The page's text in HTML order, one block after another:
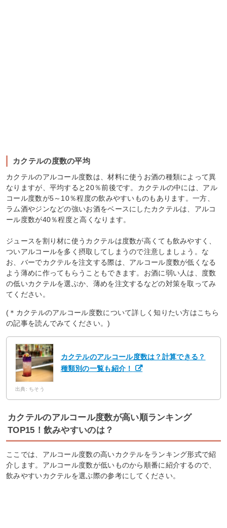
カクテルの度数の平均
カクテルのアルコール度数は、材料に使うお酒の種類によって異
なりますが、平均すると20％前後です。カクテルの中には、アル
コール度数が5～10％程度の飲みやすいものもあります。一方、
ラム酒やジンなどの強いお酒をベースにしたカクテルは、アルコ
ール度数が40％程度と高くなります。
ジュースを割り材に使うカクテルは度数が高くても飲みやすく、
ついアルコールを多く摂取してしまうので注意しましょう。な
お、バーでカクテルを注文する際は、アルコール度数が低くなる
よう薄めに作ってもらうこともできます。お酒に弱い人は、度数
の低いカクテルを選ぶか、薄めを注文するなどの対策を取ってみ
てください。
(＊カクテルのアルコール度数について詳しく知りたい方はこちら
の記事を読んでみてください。)
カクテルのアルコール度数は？計算できる？
種類別の一覧も紹介！
出典: ちそう
カクテルのアルコール度数が高い順ランキング
TOP15！飲みやすいのは？
ここでは、アルコール度数の高いカクテルをランキング形式で紹
介します。アルコール度数が低いものから順番に紹介するので、
飲みやすいカクテルを選ぶ際の参考にしてください。